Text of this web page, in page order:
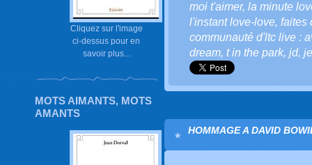
Cliquez sur l'image
ci-dessus pour en
savoir plus...
MOTS AIMANTS, MOTS
AMANTS
moi t'aimer, la minute
l'instant love-love, faites
communauté d'ltc live :
dream, t in the park, jd,
HOMMAGE A DAVID